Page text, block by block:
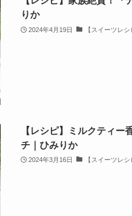
りか
2024年4月19日 【スイーツレシ
【レシピ】ミルクティー
チ｜ひみりか
2024年3月16日 【スイーツレシ